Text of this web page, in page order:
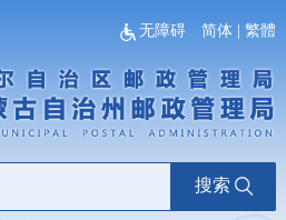
无障碍 简体 |繁體
搜索